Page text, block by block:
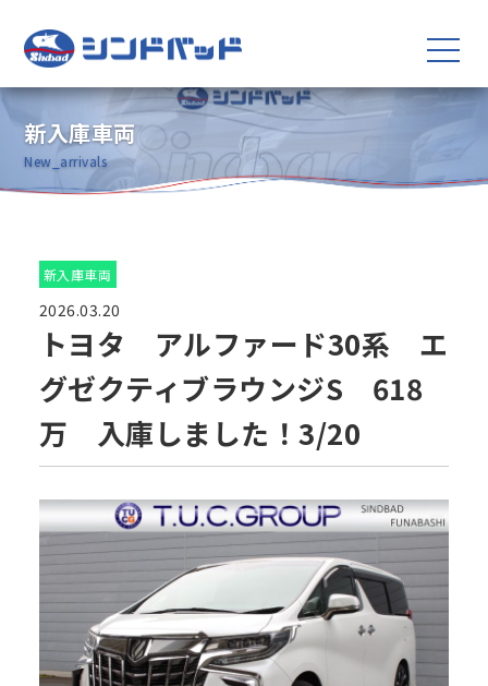
新入庫車両
New_arrivals
新入庫車両
2026.03.20
トヨタ アルファード30系 エ
グゼクティブラウンジS 618
万 入庫しました！3/20